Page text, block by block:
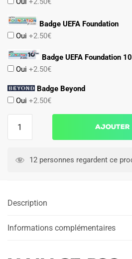
Badge UEFA Foundation
Oui +2.50€
Badge UEFA Foundation
Oui +2.50€
Badge Beyond
Oui +2.50€
PSG
Vitinha
Ajouter
12 personnes regardent ce
Description
Informations complémentaires